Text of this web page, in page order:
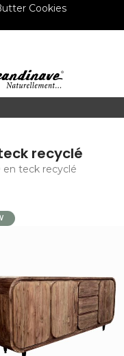
Cookies
recyclé
en teck recyclé